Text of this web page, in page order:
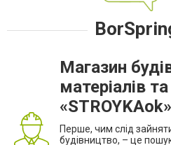
Магазин
матеріалів
«STROYKAok»
Перше, чим слід
будівництво, – це